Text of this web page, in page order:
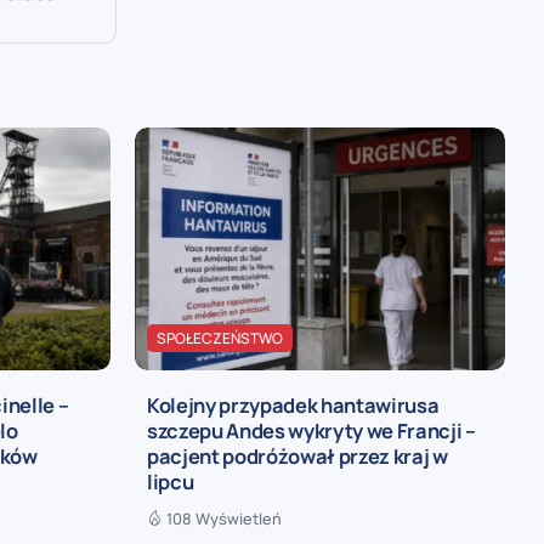
–
SPOŁECZEŃSTWO
Kolejny przypadek hantawirusa
szczepu Andes wykryty we Francji –
pacjent podróżował przez kraj w
lipcu
108 Wyświetleń